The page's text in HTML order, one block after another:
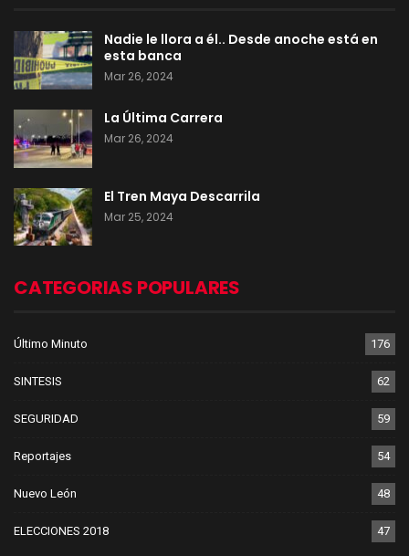
Nadie le llora a él.. Desde anoche está en
esta banca
Mar 26, 2024
La Última Carrera
Mar 26, 2024
El Tren Maya Descarrila
Mar 25, 2024
CATEGORIAS POPULARES
Último Minuto 176
SINTESIS 62
SEGURIDAD 59
Reportajes 54
Nuevo León 48
ELECCIONES 2018 47